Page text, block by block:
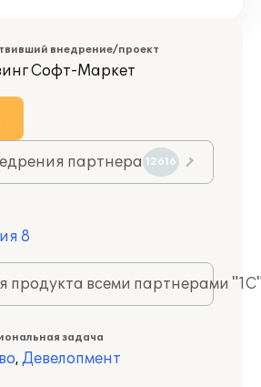
внедрение/проект
Софт-Маркет
партнера 12616
8
продукта всеми партнерами
задача
, Девелопмент